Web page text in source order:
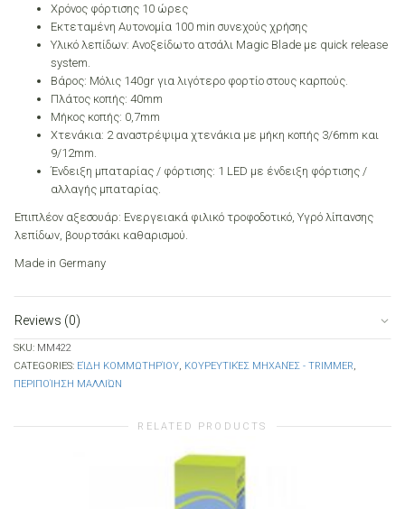
Χρόνος φόρτισης 10 ώρες
Εκτεταμένη Αυτονομία 100 min συνεχούς χρήσης
Υλικό λεπίδων: Ανοξείδωτο ατσάλι Magic Blade με quick release
system.
Βάρος: Μόλις 140gr για λιγότερο φορτίο στους καρπούς.
Πλάτος κοπής: 40mm
Μήκος κοπής: 0,7mm
Χτενάκια: 2 αναστρέψιμα χτενάκια με μήκη κοπής 3/6mm και
9/12mm.
Ένδειξη μπαταρίας / φόρτισης: 1 LED με ένδειξη φόρτισης /
αλλαγής μπαταρίας.
Επιπλέον αξεσουάρ: Ενεργειακά φιλικό τροφοδοτικό, Υγρό λίπανσης
λεπίδων, βουρτσάκι καθαρισμού.
Made in Germany
Reviews (0)
SKU: MM422
CATEGORIES: ΕΊΔΗ ΚΟΜΜΩΤΗΡΊΟΥ, ΚΟΥΡΕΥΤΙΚΈΣ ΜΗΧΑΝΈΣ - TRIMMER,
ΠΕΡΙΠΟΊΗΣΗ ΜΑΛΛΙΏΝ
RELATED PRODUCTS